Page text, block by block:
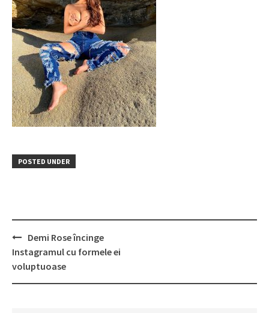
POSTED UNDER
Post
navigation
Demi Rose încinge
Instagramul cu formele ei
voluptuoase